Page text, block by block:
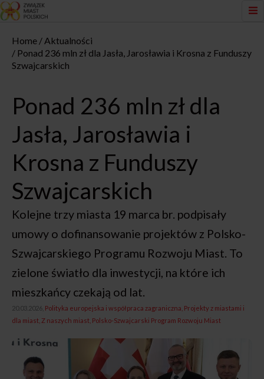
Home
Aktualności
Ponad 236 mln zł dla Jasła, Jarosławia i Krosna z Funduszy
Szwajcarskich
Ponad 236 mln zł dla
Jasła, Jarosławia i
Krosna z Funduszy
Szwajcarskich
Kolejne trzy miasta 19 marca br. podpisały
umowy o dofinansowanie projektów z Polsko-
Szwajcarskiego Programu Rozwoju Miast. To
zielone światło dla inwestycji, na które ich
mieszkańcy czekają od lat.
20.03.2026, Polityka europejska i współpraca zagraniczna Projekty z miastami i
dla miast Z naszych miast Polsko-Szwajcarski Program Rozwoju Miast